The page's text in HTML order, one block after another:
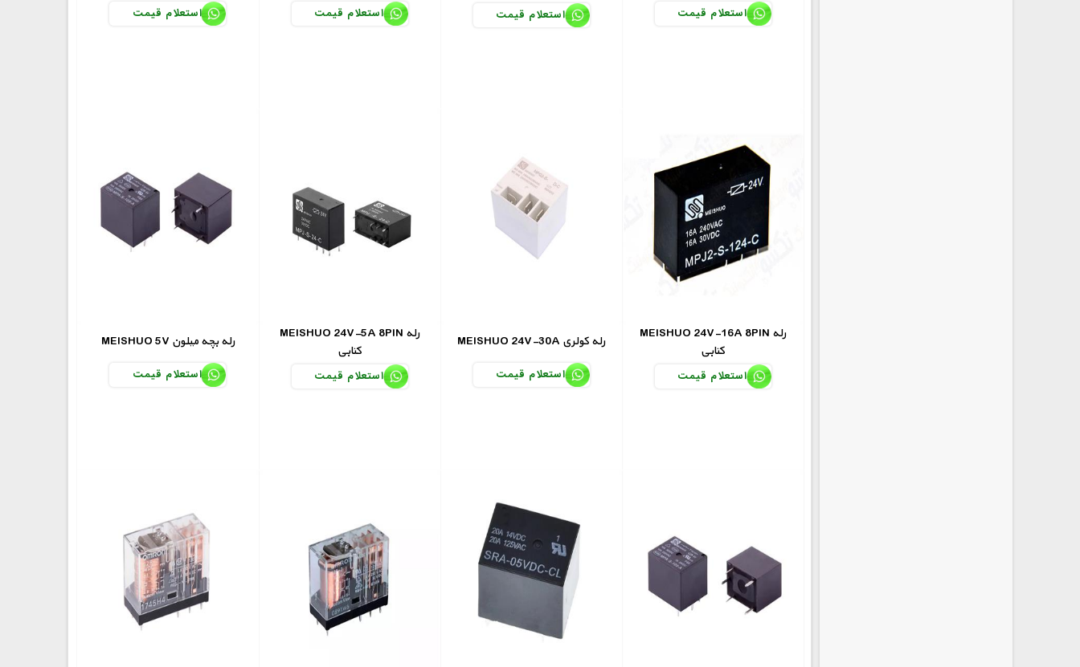
استعلام قیمت استعلام قیمت استعلام قیمت استعلام قیمت
MEISHUO 24V-16A 8PIN رله
کتابی
استعلام قیمت
MEISHUO 24V-30A رله کولری
استعلام قیمت
MEISHUO 24V-5A 8PIN رله
کتابی
استعلام قیمت
MEISHUO 5V رله بچه میلون
استعلام قیمت